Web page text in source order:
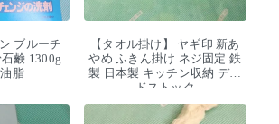
ブルーチ
鹸 1300g
脂
【タオル掛け】 ヤギ印 新あ
やめ ふきん掛け ネジ固定 鉄
製 日本製 キッチン収納 デッ
ドストック